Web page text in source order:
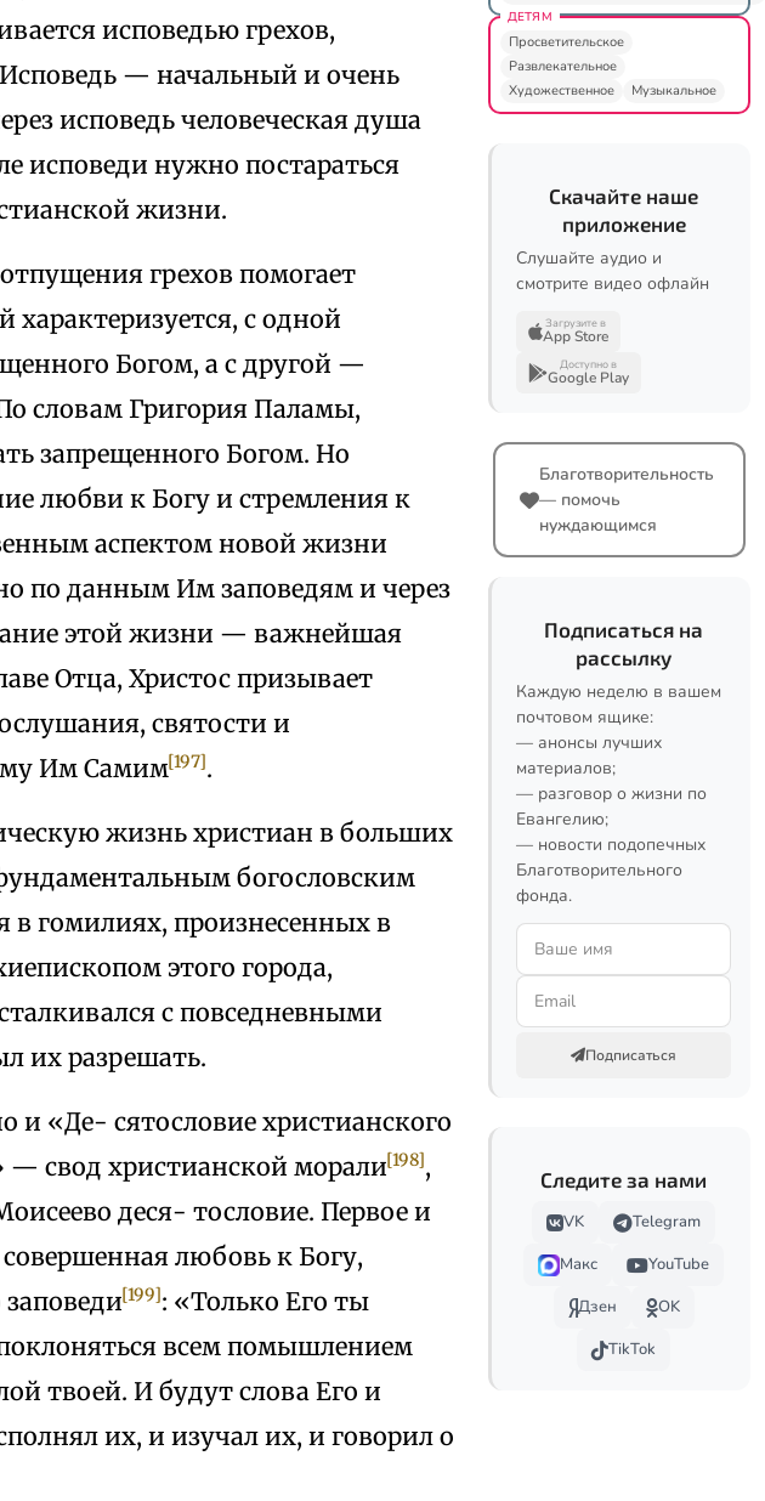
исповедью грехов,
— начальный и очень
исповедь человеческая душа
исповеди нужно постараться
жизни.
грехов помогает
с одной
Богом, а с другой —
словам Григория Паламы,
запрещенного Богом. Но
любви к Богу и стремления к
аспектом новой жизни
по данным Им заповедям и через
этой жизни — важнейшая
Отца, Христос призывает
святости и
Им Самим[197].
жизнь христиан в больших
богословским
в гомилиях, произнесенных в
этого города,
с повседневными
их разрешать.
и «Де- сятословие христианского
— свод христианской морали[198],
деся- тословие. Первое и
любовь к Богу,
[199]: «Только Его ты
всем помышлением
твоей. И будут слова Его и
их, и изучал их, и говорил о
ДЕТЯМ
Просветительское
Развлекательное
Художественное
Музыкальное
Скачайте наше
приложение
Слушайте аудио и
смотрите видео офлайн
Загрузите в
App Store
Доступно в
Google Play
Благотворительность
— помочь
нуждающимся
Подписаться на
рассылку
Каждую неделю в вашем
почтовом ящике:
— анонсы лучших
материалов;
— разговор о жизни по
Евангелию;
— новости подопечных
Благотворительного
фонда.
Подписаться
Следите за нами
VK
Telegram
Макс
YouTube
Дзен
OK
TikTok